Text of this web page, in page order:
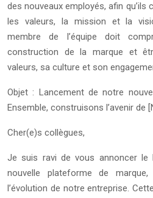
des nouveaux employés, afin qu’ils
les valeurs, la mission et la
membre de l’équipe doit
construction de la marque et
valeurs, sa culture et son
Objet : Lancement de notre
Ensemble, construisons l’avenir de
Cher(e)s collègues,
Je suis ravi de vous annoncer le
nouvelle plateforme de
l’évolution de notre entreprise.